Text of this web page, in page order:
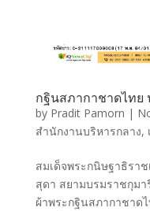
กฐินสภากาชาดไทย
by Pradit Pamorn |
สำนักงานบริหารกลาง,
สมเด็จพระกนิษฐาธิรา
สุดา สยามบรมราชกุมา
ผ้าพระกฐินสภากาชาด